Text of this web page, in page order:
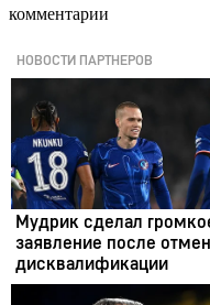
комментарии